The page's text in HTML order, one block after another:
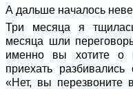
А дальше началось
Три месяца я
месяца шли
именно вы хотите о
приехать разбивались
«Нет, вы перезвоните